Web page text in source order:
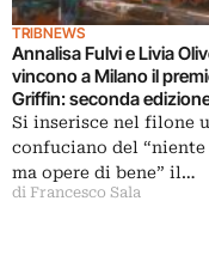
TRIBNEWS
Annalisa Fulvi e Livia
vincono a Milano il
Griffin: seconda
la puntata italiana del
per giovani artisti
Si inserisce nel filone
confuciano del
ma opere di bene” il…
di Francesco Sala